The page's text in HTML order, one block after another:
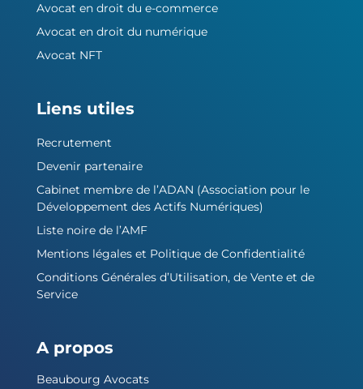
Avocat en droit du e-commerce
Avocat en droit du numérique
Avocat NFT
Liens utiles
Recrutement
Devenir partenaire
Cabinet membre de l’ADAN (Association pour le
Développement des Actifs Numériques)
Liste noire de l’AMF
Mentions légales et Politique de Confidentialité
Conditions Générales d’Utilisation, de Vente et de
Service
A propos
Beaubourg Avocats